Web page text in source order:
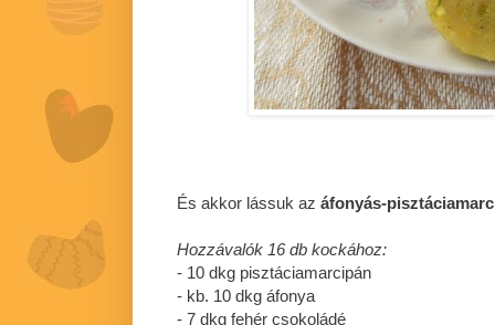
És akkor lássuk az áfonyás-
Hozzávalók 16 db kockához:
- 10 dkg pisztáciamarcipán
- kb. 10 dkg áfonya
- 7 dkg fehér csokoládé